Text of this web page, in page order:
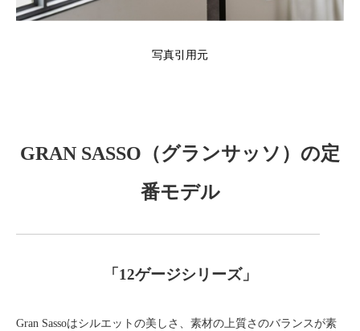
写真引用元
GRAN SASSO（グランサッソ）の定
番モデル
「12ゲージシリーズ」
Gran Sassoはシルエットの美しさ、素材の上質さのバランスが素